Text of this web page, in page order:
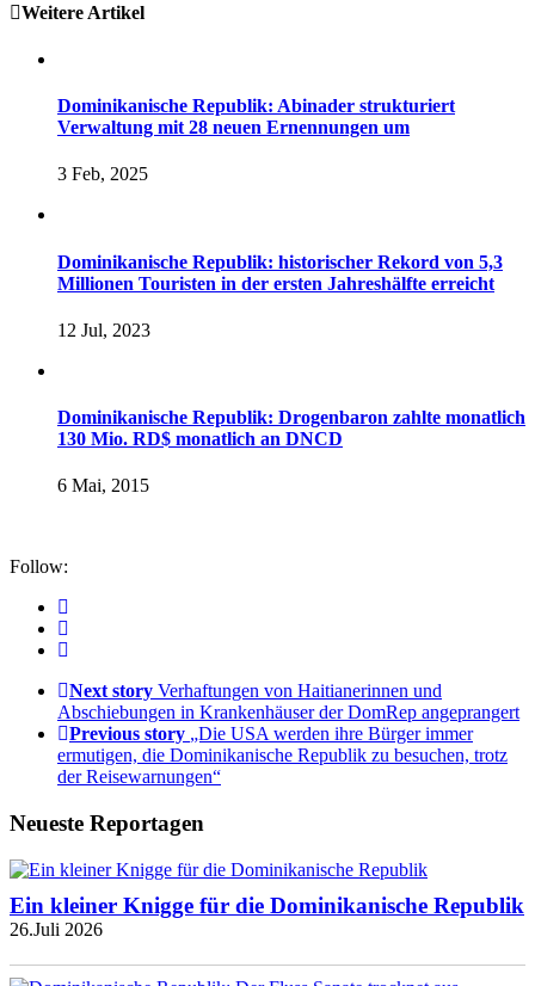
Weitere Artikel
Dominikanische Republik: Abinader strukturiert
Verwaltung mit 28 neuen Ernennungen um
3 Feb, 2025
Dominikanische Republik: historischer Rekord von 5,3
Millionen Touristen in der ersten Jahreshälfte erreicht
12 Jul, 2023
Dominikanische Republik: Drogenbaron zahlte monatlich
130 Mio. RD$ monatlich an DNCD
6 Mai, 2015
Follow:
Next story Verhaftungen von Haitianerinnen und
Abschiebungen in Krankenhäuser der DomRep angeprangert
Previous story „Die USA werden ihre Bürger immer
ermutigen, die Dominikanische Republik zu besuchen, trotz
der Reisewarnungen“
Neueste Reportagen
Ein kleiner Knigge für die Dominikanische Republik
26.Juli 2026